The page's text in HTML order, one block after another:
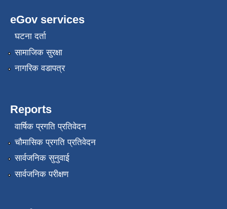
eGov services
घटना दर्ता
सामाजिक सुरक्षा
नागरिक वडापत्र
Reports
वार्षिक प्रगति प्रतिवेदन
चौमासिक प्रगति प्रतिवेदन
सार्वजनिक सुनुवाई
सार्वजनिक परीक्षण